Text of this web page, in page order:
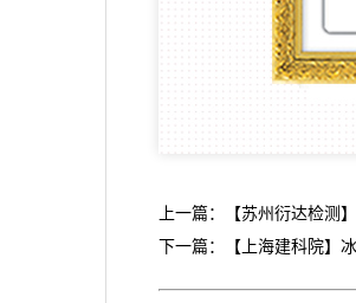
上一篇：【苏州衍达检测
下一篇：【上海建科院】